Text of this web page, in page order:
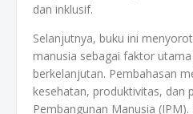
dan inklusif.
Selanjutnya, buku ini
manusia sebagai faktor utama
berkelanjutan. Pembahasan
kesehatan, produktivitas, dan
Pembangunan Manusia (IPM).